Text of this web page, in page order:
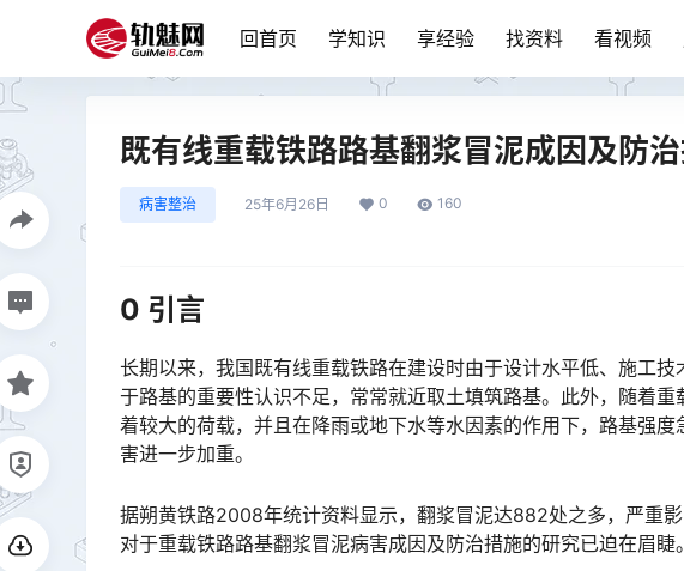
回首页 学知识 享经验 找资料 看视频
既有线重载铁路路基翻浆冒泥成因及防
病害整治 25年6月26日 0 160
0 引言
长期以来，我国既有线重载铁路在建设时由于设计水平低、施工
于路基的重要性认识不足，常常就近取土填筑路基。此外，随着
着较大的荷载，并且在降雨或地下水等水因素的作用下，路基强
害进一步加重。󠅅󠅃󠄵󠅂󠄪󠇖󠆨󠆨󠇕󠆞󠆒󠅬󠇘󠆭󠆘󠇙󠆝󠅵󠇗󠆭󠆁󠄐󠇗󠅹󠅸󠇖󠆍󠅳󠇖󠅹󠅰󠇖󠆌󠅹
据朔黄铁路2008年统计资料显示，翻浆冒泥达882处之多，严重
对于重载铁路路基翻浆冒泥病害成因及防治措施的研究已迫在眉睫。󠅅󠅃󠄵󠅂󠄪󠇖󠆨󠆨󠇕󠆞󠆒󠅬󠇘󠆭󠆘󠇙󠆝󠅵󠇗󠆭󠆁󠄐󠇗󠅹󠅸󠇖󠆍󠅳󠇖󠅹󠅰󠇖󠆌󠅹